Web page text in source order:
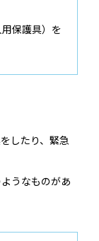
保護具）を
したり、緊急
うなものがあ